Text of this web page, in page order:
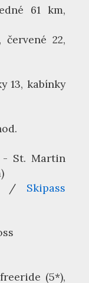
61 km,
červené 22,
13, kabínky
- St. Martin
/ Skipass
(5*),